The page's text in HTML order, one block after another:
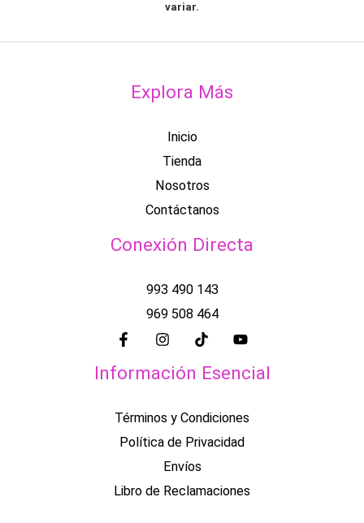
variar.
Explora Más
Inicio
Tienda
Nosotros
Contáctanos
Conexión Directa
993 490 143
969 508 464
Información Esencial
Términos y Condiciones
Política de Privacidad
Envíos
Libro de Reclamaciones